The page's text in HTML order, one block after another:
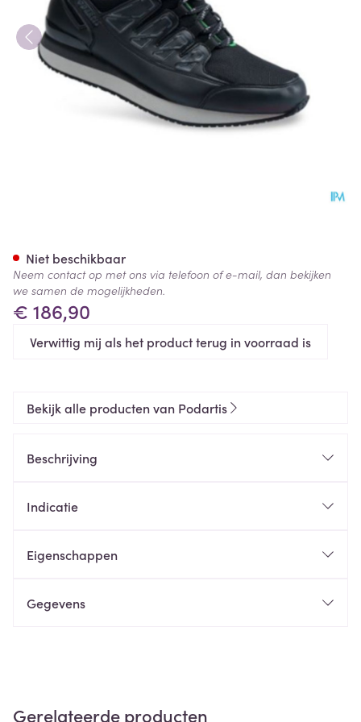
€ 186,90
Verwittig mij als het product terug in voorraad is
Niet beschikbaar
Neem contact op met ons via telefoon of e-mail, dan bekijken
we samen de mogelijkheden.
Bekijk alle producten van Podartis
Beschrijving
Indicatie
Eigenschappen
Gegevens
Gerelateerde producten